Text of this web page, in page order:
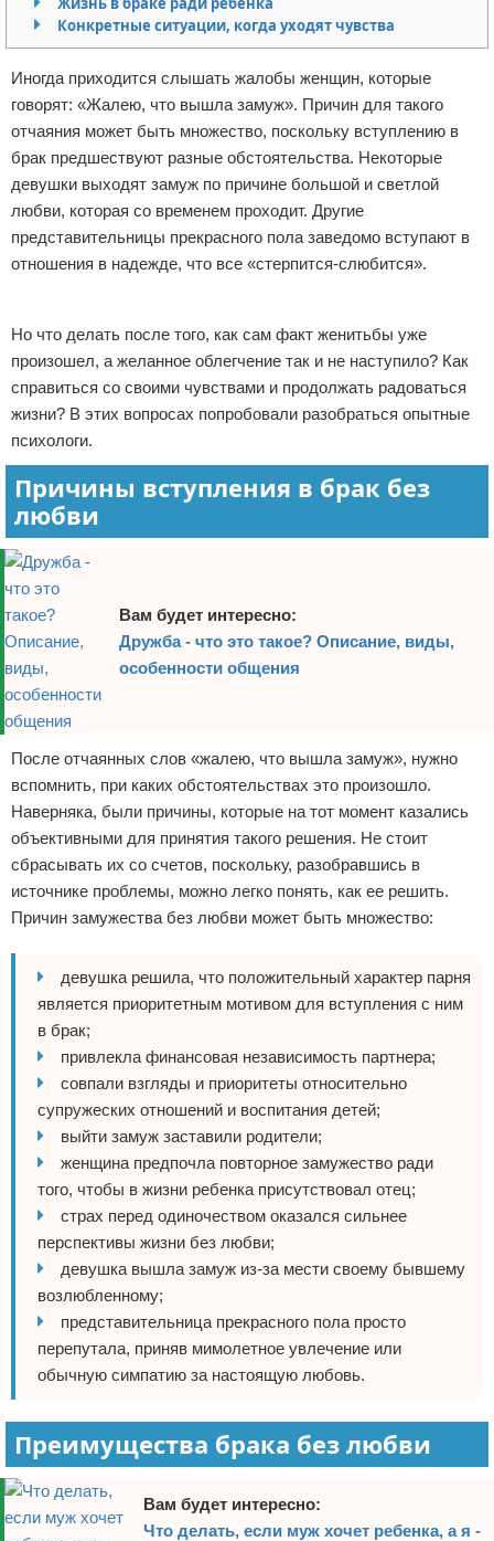
Финансы
Отказ от ответственности
Конкретные ситуации, когда уходят чувства
Иногда приходится слышать жалобы женщин, которые
говорят: «Жалею, что вышла замуж». Причин для такого
отчаяния может быть множество, поскольку вступлению в
брак предшествуют разные обстоятельства. Некоторые
девушки выходят замуж по причине большой и светлой
любви, которая со временем проходит. Другие
представительницы прекрасного пола заведомо вступают в
отношения в надежде, что все «стерпится-слюбится».
Но что делать после того, как сам факт женитьбы уже
произошел, а желанное облегчение так и не наступило? Как
справиться со своими чувствами и продолжать радоваться
жизни? В этих вопросах попробовали разобраться опытные
психологи.
Причины вступления в брак без
любви
Вам будет интересно:
Дружба - что это такое? Описание, виды,
особенности общения
После отчаянных слов «жалею, что вышла замуж», нужно
вспомнить, при каких обстоятельствах это произошло.
Наверняка, были причины, которые на тот момент казались
объективными для принятия такого решения. Не стоит
сбрасывать их со счетов, поскольку, разобравшись в
источнике проблемы, можно легко понять, как ее решить.
Причин замужества без любви может быть множество:
девушка решила, что положительный характер парня
является приоритетным мотивом для вступления с ним
в брак;
привлекла финансовая независимость партнера;
совпали взгляды и приоритеты относительно
супружеских отношений и воспитания детей;
выйти замуж заставили родители;
женщина предпочла повторное замужество ради
того, чтобы в жизни ребенка присутствовал отец;
страх перед одиночеством оказался сильнее
перспективы жизни без любви;
девушка вышла замуж из-за мести своему бывшему
возлюбленному;
представительница прекрасного пола просто
перепутала, приняв мимолетное увлечение или
обычную симпатию за настоящую любовь.
Преимущества брака без любви
Вам будет интересно:
Что делать, если муж хочет ребенка, а я -